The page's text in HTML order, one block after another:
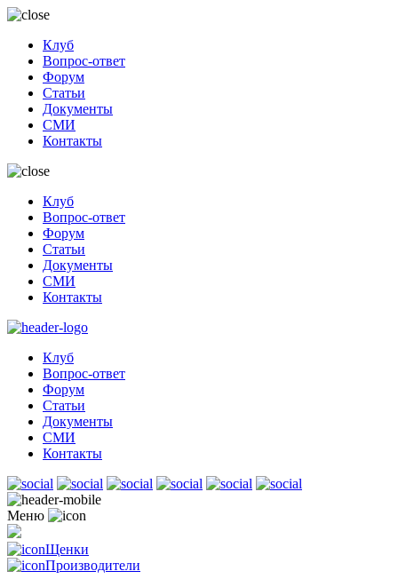
Клуб
Вопрос-ответ
Форум
Статьи
Документы
СМИ
Контакты
Клуб
Вопрос-ответ
Форум
Статьи
Документы
СМИ
Контакты
Клуб
Вопрос-ответ
Форум
Статьи
Документы
СМИ
Контакты
Меню
Щенки
Производители